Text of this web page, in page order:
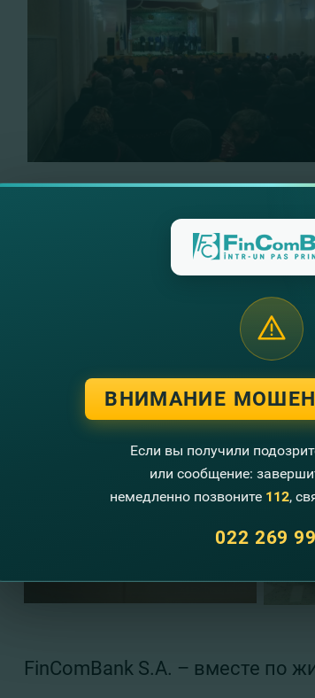
FinComBank S.A. воспользовался
потенциальными клиентами, а так же
развитие малого и среднего бизнеса,
отношения, основанные на доверии,
FinComBank S.A. – вместе по
ВНИМАНИЕ
Если вы получили
или сообщение:
немедленно позвоните 112,
022 269